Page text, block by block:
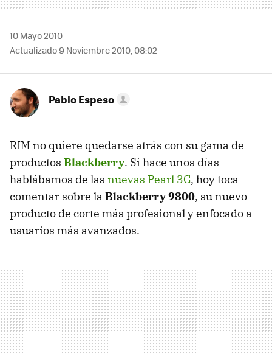
10 Mayo 2010
Actualizado 9 Noviembre 2010, 08:02
Pablo Espeso
RIM no quiere quedarse atrás con su gama de
productos Blackberry. Si hace unos días
hablábamos de las nuevas Pearl 3G, hoy toca
comentar sobre la Blackberry 9800, su nuevo
producto de corte más profesional y enfocado a
usuarios más avanzados.